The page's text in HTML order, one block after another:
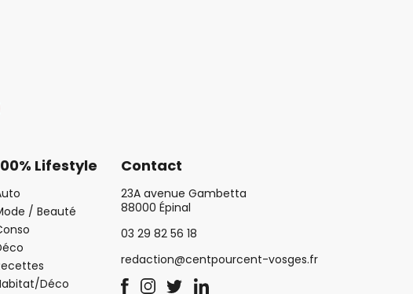
Lifestyle
/ Beauté
Déco
Contact
23A avenue Gambetta
88000 Épinal
03 29 82 56 18
redaction@centpourcent-vosges.fr